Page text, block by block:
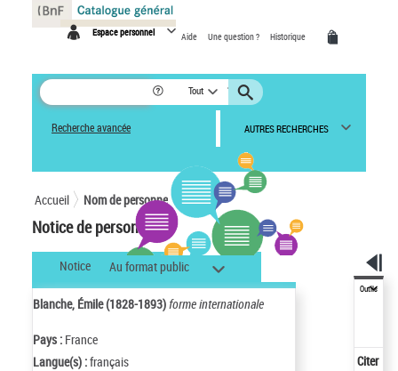
Espace personnel Aide Une question ? Historique
Tout
Recherche avancée AUTRES RECHERCHES
Accueil Nom de personne
Notice de personne
Notice Au format public
Blanche, Émile (1828-1893)forme internationale
Pays : France
Langue(s) :français
Outils
Citer
Panneau de gestion des cookies